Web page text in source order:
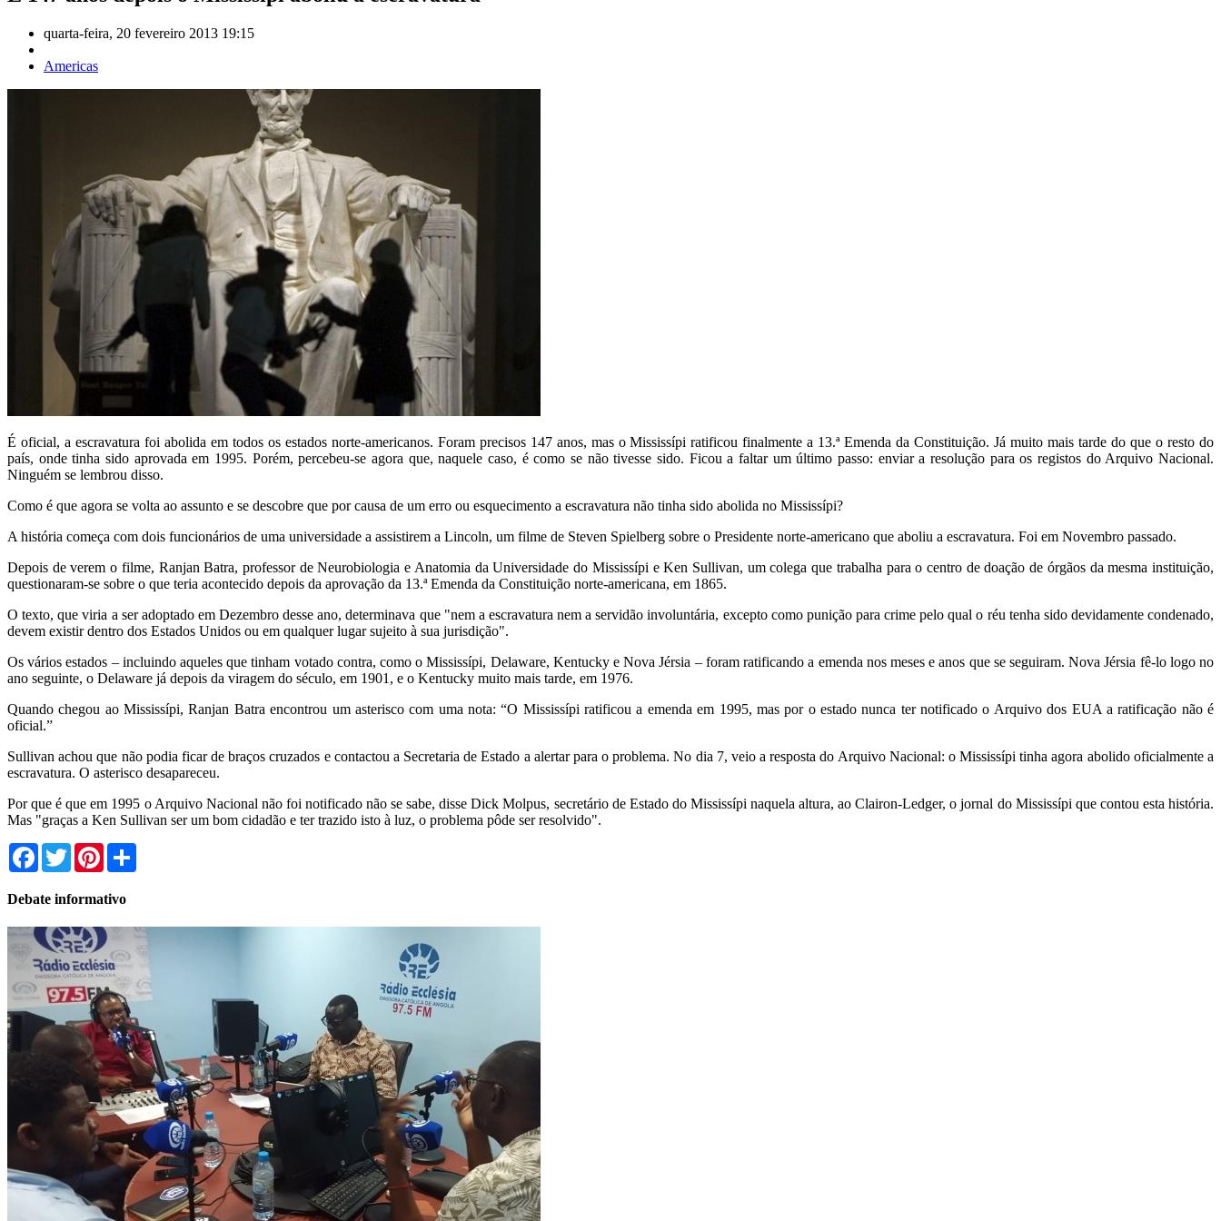
quarta-feira, 20 fevereiro 2013 19:15
Americas
É oficial, a escravatura foi abolida em todos os estados norte-americanos. Foram precisos 147 anos, mas o Mississípi ratificou finalmente a 13.ª Emenda da Constituição. Já muito mais tarde do que o resto do
país, onde tinha sido aprovada em 1995. Porém, percebeu-se agora que, naquele caso, é como se não tivesse sido. Ficou a faltar um último passo: enviar a resolução para os registos do Arquivo Nacional.
Ninguém se lembrou disso.
Como é que agora se volta ao assunto e se descobre que por causa de um erro ou esquecimento a escravatura não tinha sido abolida no Mississípi?
A história começa com dois funcionários de uma universidade a assistirem a Lincoln, um filme de Steven Spielberg sobre o Presidente norte-americano que aboliu a escravatura. Foi em Novembro passado.
Depois de verem o filme, Ranjan Batra, professor de Neurobiologia e Anatomia da Universidade do Mississípi e Ken Sullivan, um colega que trabalha para o centro de doação de órgãos da mesma instituição,
questionaram-se sobre o que teria acontecido depois da aprovação da 13.ª Emenda da Constituição norte-americana, em 1865.
O texto, que viria a ser adoptado em Dezembro desse ano, determinava que "nem a escravatura nem a servidão involuntária, excepto como punição para crime pelo qual o réu tenha sido devidamente condenado,
devem existir dentro dos Estados Unidos ou em qualquer lugar sujeito à sua jurisdição".
Os vários estados – incluindo aqueles que tinham votado contra, como o Mississípi, Delaware, Kentucky e Nova Jérsia – foram ratificando a emenda nos meses e anos que se seguiram. Nova Jérsia fê-lo logo no
ano seguinte, o Delaware já depois da viragem do século, em 1901, e o Kentucky muito mais tarde, em 1976.
Quando chegou ao Mississípi, Ranjan Batra encontrou um asterisco com uma nota: “O Mississípi ratificou a emenda em 1995, mas por o estado nunca ter notificado o Arquivo dos EUA a ratificação não é
oficial.”
Sullivan achou que não podia ficar de braços cruzados e contactou a Secretaria de Estado a alertar para o problema. No dia 7, veio a resposta do Arquivo Nacional: o Mississípi tinha agora abolido oficialmente a
escravatura. O asterisco desapareceu.
Por que é que em 1995 o Arquivo Nacional não foi notificado não se sabe, disse Dick Molpus, secretário de Estado do Mississípi naquela altura, ao Clairon-Ledger, o jornal do Mississípi que contou esta história.
Mas "graças a Ken Sullivan ser um bom cidadão e ter trazido isto à luz, o problema pôde ser resolvido".
Facebook
TwitterPinterest
Debate informativo